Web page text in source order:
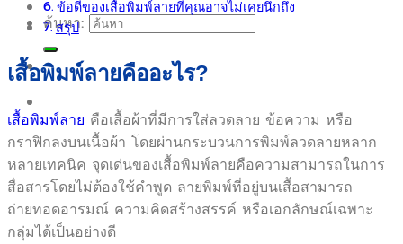
ค้นหา:
ข้อดีของเสื้อพิมพ์ลายที่คุณอาจไม่เคยนึกถึง
สรุป
เสื้อพิมพ์ลายคืออะไร?
เสื้อพิมพ์ลาย คือเสื้อผ้าที่มีการใส่ลวดลาย ข้อความ หรือ
กราฟิกลงบนเนื้อผ้า โดยผ่านกระบวนการพิมพ์ลวดลายหลาก
หลายเทคนิค จุดเด่นของเสื้อพิมพ์ลายคือความสามารถในการ
สื่อสารโดยไม่ต้องใช้คำพูด ลายพิมพ์ที่อยู่บนเสื้อสามารถ
ถ่ายทอดอารมณ์ ความคิดสร้างสรรค์ หรือเอกลักษณ์เฉพาะ
กลุ่มได้เป็นอย่างดี